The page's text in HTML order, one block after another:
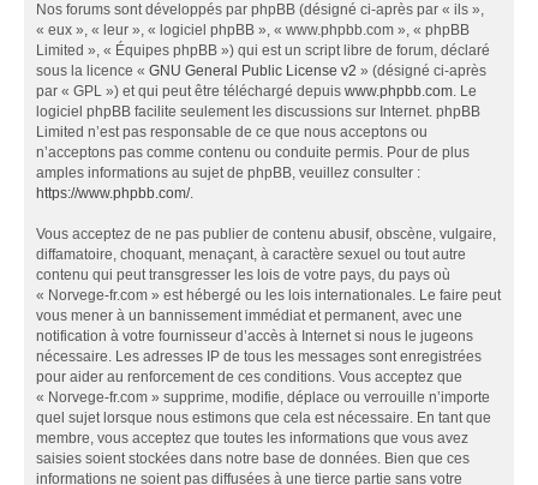
Nos forums sont développés par phpBB (désigné ci-après par « ils »,
« eux », « leur », « logiciel phpBB », « www.phpbb.com », « phpBB
Limited », « Équipes phpBB ») qui est un script libre de forum, déclaré
sous la licence « GNU General Public License v2 » (désigné ci-après
par « GPL ») et qui peut être téléchargé depuis www.phpbb.com. Le
logiciel phpBB facilite seulement les discussions sur Internet. phpBB
Limited n’est pas responsable de ce que nous acceptons ou
n’acceptons pas comme contenu ou conduite permis. Pour de plus
amples informations au sujet de phpBB, veuillez consulter :
https://www.phpbb.com/.
Vous acceptez de ne pas publier de contenu abusif, obscène, vulgaire,
diffamatoire, choquant, menaçant, à caractère sexuel ou tout autre
contenu qui peut transgresser les lois de votre pays, du pays où
« Norvege-fr.com » est hébergé ou les lois internationales. Le faire peut
vous mener à un bannissement immédiat et permanent, avec une
notification à votre fournisseur d’accès à Internet si nous le jugeons
nécessaire. Les adresses IP de tous les messages sont enregistrées
pour aider au renforcement de ces conditions. Vous acceptez que
« Norvege-fr.com » supprime, modifie, déplace ou verrouille n’importe
quel sujet lorsque nous estimons que cela est nécessaire. En tant que
membre, vous acceptez que toutes les informations que vous avez
saisies soient stockées dans notre base de données. Bien que ces
informations ne soient pas diffusées à une tierce partie sans votre